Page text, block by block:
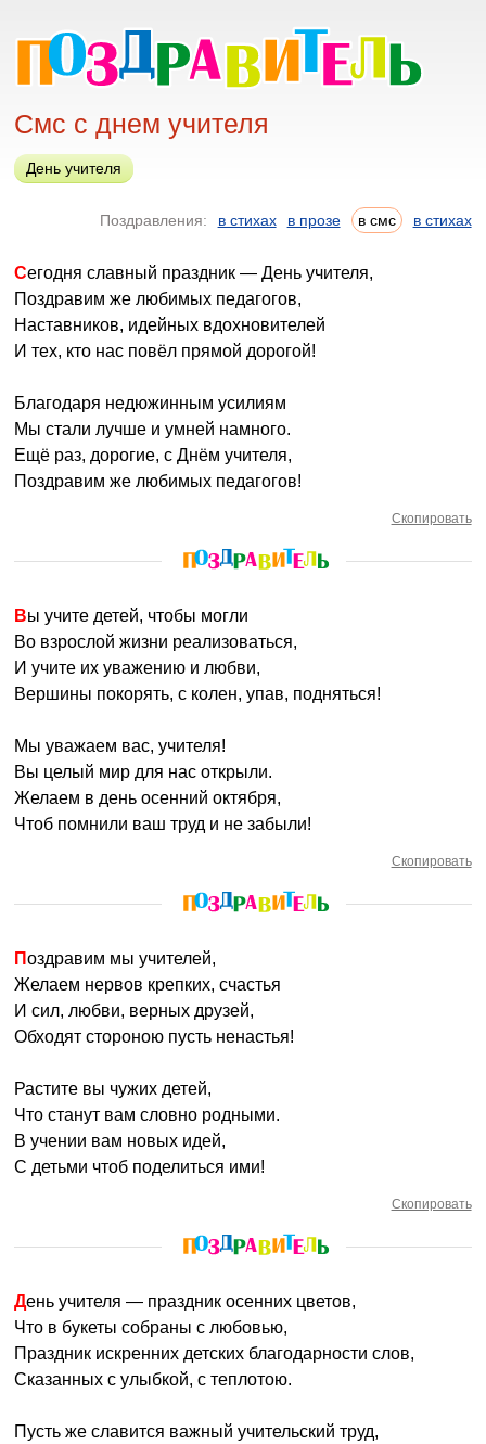
Смс с днем учителя
День учителя
Поздравления: в стихах в прозе в смс в стихах
Сегодня славный праздник — День учителя,
Поздравим же любимых педагогов,
Наставников, идейных вдохновителей
И тех, кто нас повёл прямой дорогой!
Благодаря недюжинным усилиям
Мы стали лучше и умней намного.
Ещё раз, дорогие, с Днём учителя,
Поздравим же любимых педагогов!
Скопировать
Вы учите детей, чтобы могли
Во взрослой жизни реализоваться,
И учите их уважению и любви,
Вершины покорять, с колен, упав, подняться!
Мы уважаем вас, учителя!
Вы целый мир для нас открыли.
Желаем в день осенний октября,
Чтоб помнили ваш труд и не забыли!
Скопировать
Поздравим мы учителей,
Желаем нервов крепких, счастья
И сил, любви, верных друзей,
Обходят стороною пусть ненастья!
Растите вы чужих детей,
Что станут вам словно родными.
В учении вам новых идей,
С детьми чтоб поделиться ими!
Скопировать
День учителя — праздник осенних цветов,
Что в букеты собраны с любовью,
Праздник искренних детских благодарности слов,
Сказанных с улыбкой, с теплотою.
Пусть же славится важный учительский труд,